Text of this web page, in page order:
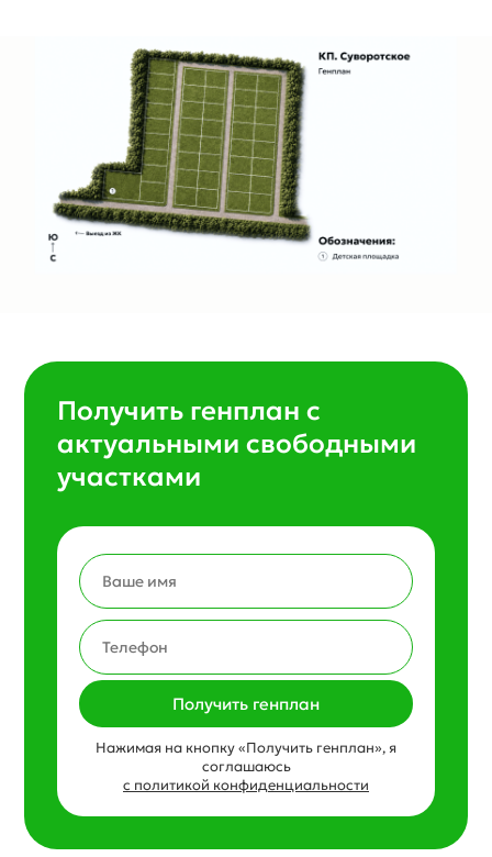
Генплан поселка
Получить генплан с
актуальными свободными
участками
Получить генплан
Нажимая на кнопку «Получить генплан», я
соглашаюсь
с политикой конфиденциальности